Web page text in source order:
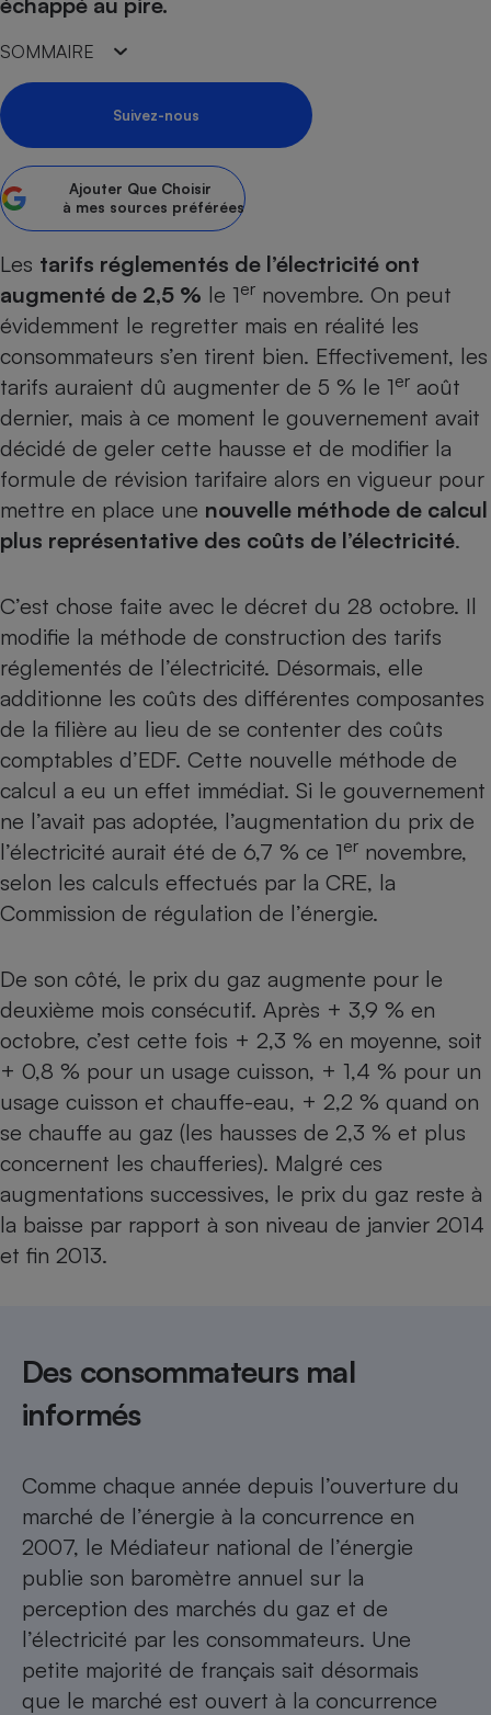
SOMMAIRE
Suivez-nous
Ajouter Que Choisir
à mes sources préférées
Les tarifs réglementés de l’électricité ont
augmenté de 2,5 % le 1er novembre. On peut
évidemment le regretter mais en réalité les
consommateurs s’en tirent bien. Effectivement, les
tarifs auraient dû augmenter de 5 % le 1er août
dernier, mais à ce moment le gouvernement avait
décidé de geler cette hausse et de modifier la
formule de révision tarifaire alors en vigueur pour
mettre en place une nouvelle méthode de calcul
plus représentative des coûts de l’électricité.
C’est chose faite avec le décret du 28 octobre. Il
modifie la méthode de construction des tarifs
réglementés de l’électricité. Désormais, elle
additionne les coûts des différentes composantes
de la filière au lieu de se contenter des coûts
comptables d’EDF. Cette nouvelle méthode de
calcul a eu un effet immédiat. Si le gouvernement
ne l’avait pas adoptée, l’augmentation du prix de
l’électricité aurait été de 6,7 % ce 1er novembre,
selon les calculs effectués par la CRE, la
Commission de régulation de l’énergie.
De son côté, le prix du gaz augmente pour le
deuxième mois consécutif. Après + 3,9 % en
octobre, c’est cette fois + 2,3 % en moyenne, soit
+ 0,8 % pour un usage cuisson, + 1,4 % pour un
usage cuisson et chauffe-eau, + 2,2 % quand on
se chauffe au gaz (les hausses de 2,3 % et plus
concernent les chaufferies). Malgré ces
augmentations successives, le prix du gaz reste à
la baisse par rapport à son niveau de janvier 2014
et fin 2013.
Des consommateurs mal
informés
Comme chaque année depuis l’ouverture du
marché de l’énergie à la concurrence en
2007, le Médiateur national de l’énergie
publie son baromètre annuel sur la
perception des marchés du gaz et de
l’électricité par les consommateurs. Une
petite majorité de français sait désormais
que le marché est ouvert à la concurrence
Supermarché - Drive
Complément
bouteille
Epargne - Fiscalité
Mutuelle
Banque
Pièce détachée
Moto
Comparateur auto
Comparatif
Comparatif plaque à
Comparatif aspirateur
Comparatif aspirateur
Comparatif cafetière
Comparatif robot cuiseur
Comparatif centrale
Gros électroménager
Petit électroménager -
Lave-linge
Plaque de cuisson à
induction
Cafetière à expressos
Comparatif casque audio
Comparatif barre de son
Comparatif ultrabook
Comparatif tablette
Image et son
Informatique
Internet
Téléphonie
Téléviseur
Téléphone mobile -
Smartphone
Antivirus
Comparatif tondeuse
Comparatif poêle à
Aménagement
Bricolage - Jardinage
Chauffage
Produit d'entretien
Sécurité domestique
Matelas
Radiateur électrique
Climatiseur -
Ventilateur
Maladie - Médecine -
Système de santé -
Antimoustique
Maison de retraite
Retraite
Choisir son fioul
Choisir son pellet
Comparateur assurance emprunteur
Energie Moins Chère Ensemble
Tous les comparateurs
Toutes les cartes interactives
Speedtest - Testez le débit de votre
connexion Internet